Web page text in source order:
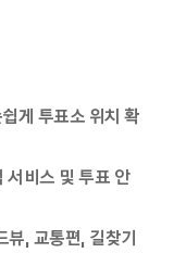
게 투표소 위치 확
비스 및 투표 안
뷰, 교통편, 길찾기